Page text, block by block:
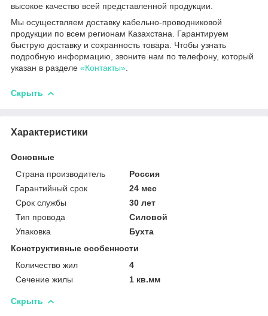
высокое качество всей представленной продукции.
Мы осуществляем доставку кабельно-проводниковой
продукции по всем регионам Казахстана. Гарантируем
быструю доставку и сохранность товара. Чтобы узнать
подробную информацию, звоните нам по телефону, который
указан в разделе «Контакты»
Скрыть
Характеристики
Основные
Страна производитель
Россия
Гарантийный срок
24 мес
Срок службы
30 лет
Тип провода
Силовой
Упаковка
Бухта
Конструктивные особенности
Количество жил
4
Сечение жилы
1 кв.мм
Скрыть